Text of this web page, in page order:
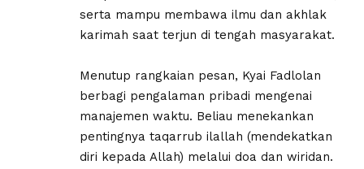
serta mampu membawa ilmu dan akhlak
karimah saat terjun di tengah masyarakat.
Menutup rangkaian pesan, Kyai Fadlolan
berbagi pengalaman pribadi mengenai
manajemen waktu. Beliau menekankan
pentingnya taqarrub ilallah (mendekatkan
diri kepada Allah) melalui doa dan wiridan.